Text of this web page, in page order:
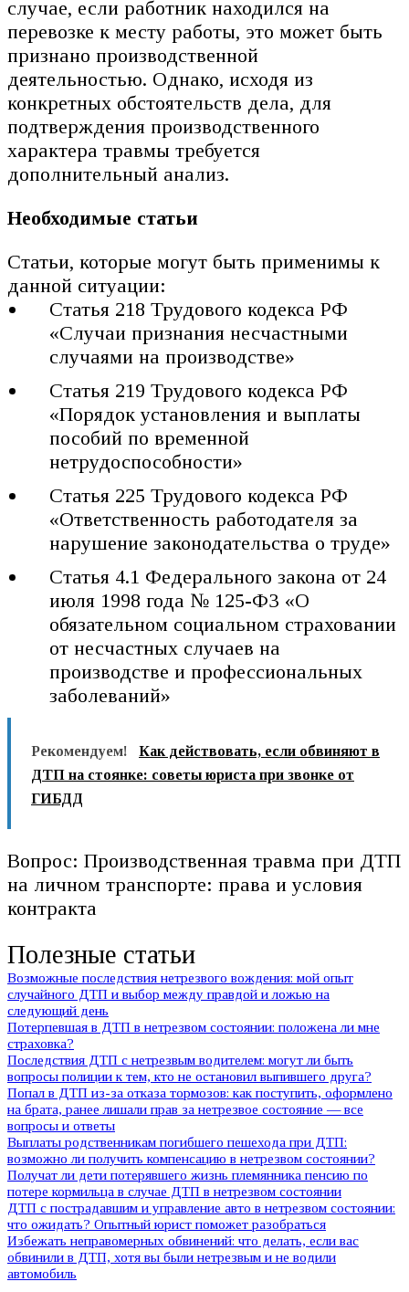
случае, если работник находился на
перевозке к месту работы, это может быть
признано производственной
деятельностью. Однако, исходя из
конкретных обстоятельств дела, для
подтверждения производственного
характера травмы требуется
дополнительный анализ.
Необходимые статьи
Статьи, которые могут быть применимы к
данной ситуации:
Статья 218 Трудового кодекса РФ
«Случаи признания несчастными
случаями на производстве»
Статья 219 Трудового кодекса РФ
«Порядок установления и выплаты
пособий по временной
нетрудоспособности»
Статья 225 Трудового кодекса РФ
«Ответственность работодателя за
нарушение законодательства о труде»
Статья 4.1 Федерального закона от 24
июля 1998 года № 125-ФЗ «О
обязательном социальном страховании
от несчастных случаев на
производстве и профессиональных
заболеваний»
Рекомендуем!
Как действовать, если обвиняют в
ДТП на стоянке: советы юриста при звонке от
ГИБДД
Вопрос: Производственная травма при ДТП
на личном транспорте: права и условия
контракта
Полезные статьи
Возможные последствия нетрезвого вождения: мой опыт
случайного ДТП и выбор между правдой и ложью на
следующий день
Потерпевшая в ДТП в нетрезвом состоянии: положена ли мне
страховка?
Последствия ДТП с нетрезвым водителем: могут ли быть
вопросы полиции к тем, кто не остановил выпившего друга?
Попал в ДТП из-за отказа тормозов: как поступить, оформлено
на брата, ранее лишали прав за нетрезвое состояние — все
вопросы и ответы
Выплаты родственникам погибшего пешехода при ДТП:
возможно ли получить компенсацию в нетрезвом состоянии?
Получат ли дети потерявшего жизнь племянника пенсию по
потере кормильца в случае ДТП в нетрезвом состоянии
ДТП с пострадавшим и управление авто в нетрезвом состоянии:
что ожидать? Опытный юрист поможет разобраться
Избежать неправомерных обвинений: что делать, если вас
обвинили в ДТП, хотя вы были нетрезвым и не водили
автомобиль